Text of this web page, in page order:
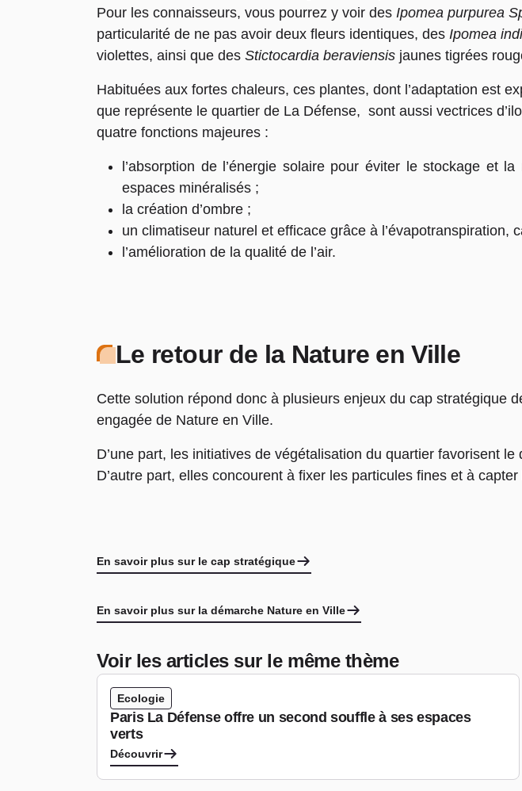
Pour les connaisseurs, vous pourrez y voir des Ipomea purpurea
particularité de ne pas avoir deux fleurs identiques, des Ipomea
violettes, ainsi que des Stictocardia beraviensis jaunes tigrées
Habituées aux fortes chaleurs, ces plantes, dont l’adaptation est
que représente le quartier de La Défense, sont aussi vectrices
quatre fonctions majeures :
l’absorption de l’énergie solaire pour éviter le stockage et
espaces minéralisés ;
la création d’ombre ;
un climatiseur naturel et efficace grâce à l’évapotranspiration,
l’amélioration de la qualité de l’air.
Le retour de la Nature en Ville
Cette solution répond donc à plusieurs enjeux du cap stratégique
engagée de Nature en Ville.
D’une part, les initiatives de végétalisation du quartier favorisent
D’autre part, elles concourent à fixer les particules fines et à capter
En savoir plus sur le cap stratégique
En savoir plus sur la démarche Nature en Ville
Voir les articles sur le même thème
Ecologie
Paris La Défense offre un second souffle à ses espaces
verts
Découvrir